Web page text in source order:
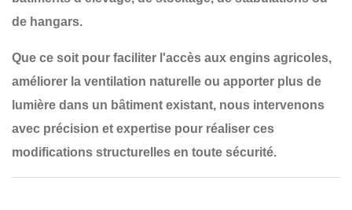
de hangars.
Que ce soit pour faciliter l'accès aux engins agricoles,
améliorer la ventilation naturelle ou apporter plus de
lumière dans un bâtiment existant, nous intervenons
avec précision et expertise pour réaliser ces
modifications structurelles en toute sécurité.